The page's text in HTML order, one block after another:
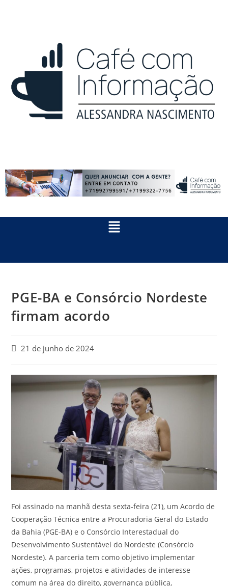
PGE-BA e Consórcio Nordeste
firmam acordo
21 de junho de 2024
Foi assinado na manhã desta sexta-feira (21), um Acordo de
Cooperação Técnica entre a Procuradoria Geral do Estado
da Bahia (PGE-BA) e o Consórcio Interestadual do
Desenvolvimento Sustentável do Nordeste (Consórcio
Nordeste). A parceria tem como objetivo implementar
ações, programas, projetos e atividades de interesse
comum na área do direito, governança pública,